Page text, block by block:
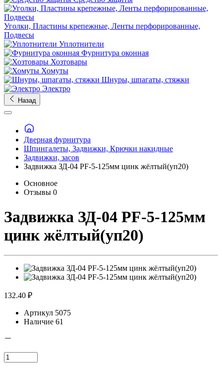
Уголки, Пластины крепежные, Ленты перфорированные,
Подвесы
Уплотнители
Фурнитура оконная
Хозтовары
Хомуты
Шнуры, шпагаты, стяжки
Электро
Назад
Дверная фурнитура
Шпингалеты, Задвижки, Крючки накидные
Задвижки, засов
Задвижка ЗД-04 PF-5-125мм цинк жёлтый(уп20)
Основное
Отзывы 0
Задвижка ЗД-04 PF-5-125мм
цинк жёлтый(уп20)
132.40 ₽
Артикул 5075
Наличие 61